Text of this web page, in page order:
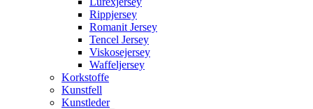
Rippjersey
Romanit Jersey
Tencel Jersey
Viskosejersey
Waffeljersey
Korkstoffe
Kunstfell
Kunstleder